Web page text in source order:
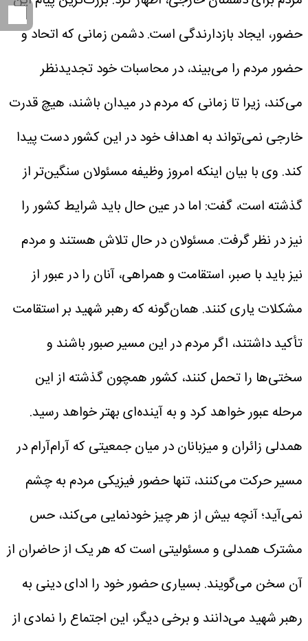
حضور، ایجاد بازدارندگی است. دشمن زمانی که اتحاد و
حضور مردم را می‌بیند، در محاسبات خود تجدیدنظر
می‌کند، زیرا تا زمانی که مردم در میدان باشند، هیچ قدرت
خارجی نمی‌تواند به اهداف خود در این کشور دست پیدا
کند. وی با بیان اینکه امروز وظیفه مسئولان سنگین‌تر از
گذشته است، گفت: اما در عین حال باید شرایط کشور را
نیز در نظر گرفت. مسئولان در حال تلاش هستند و مردم
نیز باید با صبر، استقامت و همراهی، آنان را در عبور از
مشکلات یاری کنند. همان‌گونه که رهبر شهید بر استقامت
تأکید داشتند، اگر مردم در این مسیر صبور باشند و
سختی‌ها را تحمل کنند، کشور همچون گذشته از این
مرحله عبور خواهد کرد و به آینده‌ای بهتر خواهد رسید.
همدلی زائران و میزباناندر میان جمعیتی که آرام‌آرام در
مسیر حرکت می‌کنند، تنها حضور فیزیکی مردم به چشم
نمی‌آید؛ آنچه بیش از هر چیز خودنمایی می‌کند، حس
مشترک همدلی و مسئولیتی است که هر یک از حاضران از
آن سخن می‌گویند. بسیاری حضور خود را ادای دینی به
رهبر شهید می‌دانند و برخی دیگر، این اجتماع را نمادی از